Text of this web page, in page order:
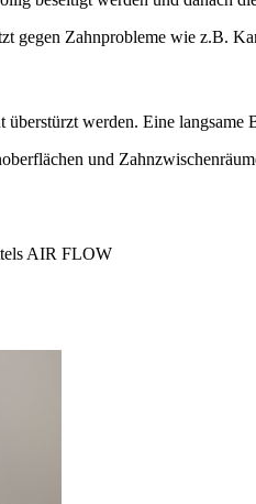
gegen Zahnprobleme wie z.B.
überstürzt werden. Eine
und
AIR FLOW